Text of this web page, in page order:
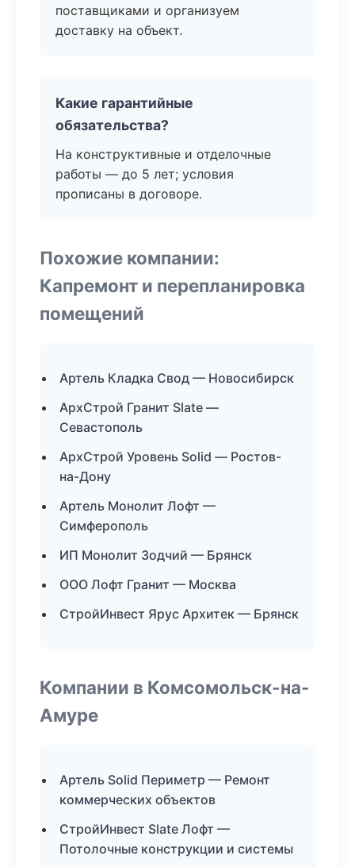
поставщиками и организуем
доставку на объект.
Какие гарантийные
обязательства?
На конструктивные и отделочные
работы — до 5 лет; условия
прописаны в договоре.
Похожие компании:
Капремонт и перепланировка
помещений
Артель Кладка Свод — Новосибирск
АрхСтрой Гранит Slate —
Севастополь
АрхСтрой Уровень Solid — Ростов-
на-Дону
Артель Монолит Лофт —
Симферополь
ИП Монолит Зодчий — Брянск
ООО Лофт Гранит — Москва
СтройИнвест Ярус Архитек — Брянск
Компании в Комсомольск-на-
Амуре
Артель Solid Периметр — Ремонт
коммерческих объектов
СтройИнвест Slate Лофт —
Потолочные конструкции и системы